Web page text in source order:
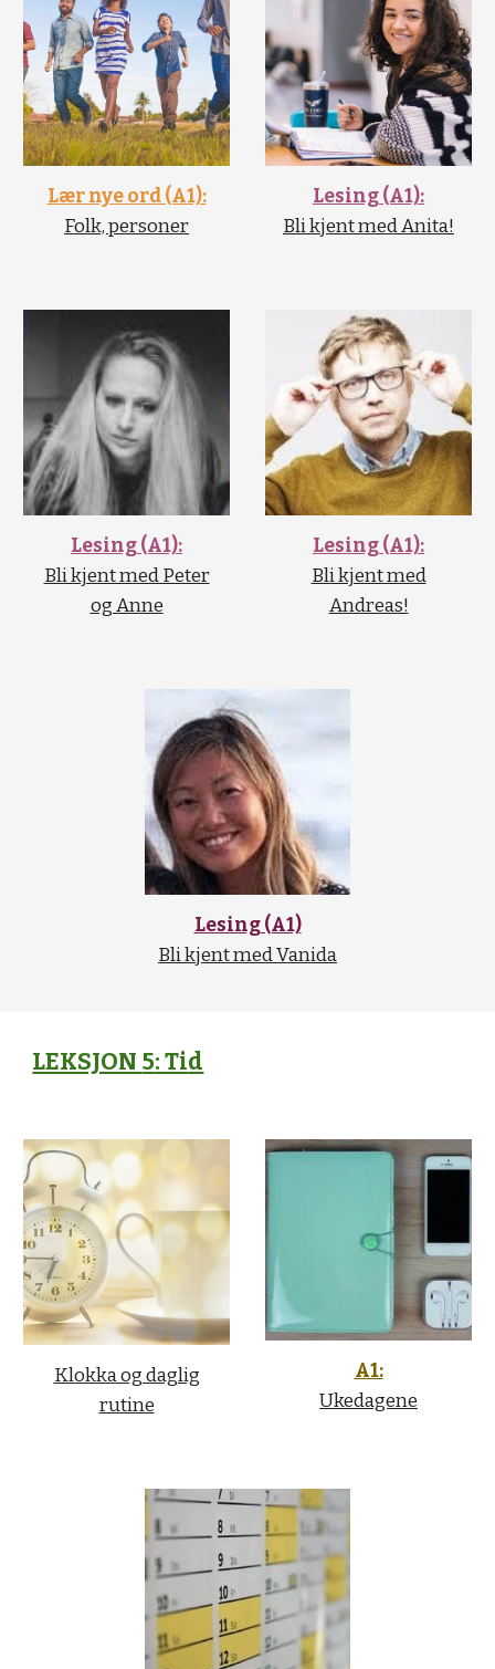
Lær nye ord (A1):
Folk, personer
Lesing (A1):
Bli kjent med Anita!
Lesing (A1):
Bli kjent med Peter
og Anne
Lesing (A1):
Bli kjent med
Andreas!
Lesing (A1)
Bli kjent med Vanida
LEKSJON 5: Tid
Klokka og daglig
rutine
A1:
Ukedagene